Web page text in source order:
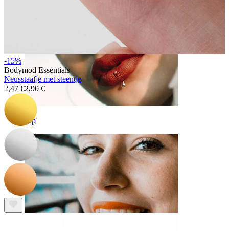
Lip
-15%
Bodymod Essentials
Neusstaafje met steentje
2,47 €2,90 €